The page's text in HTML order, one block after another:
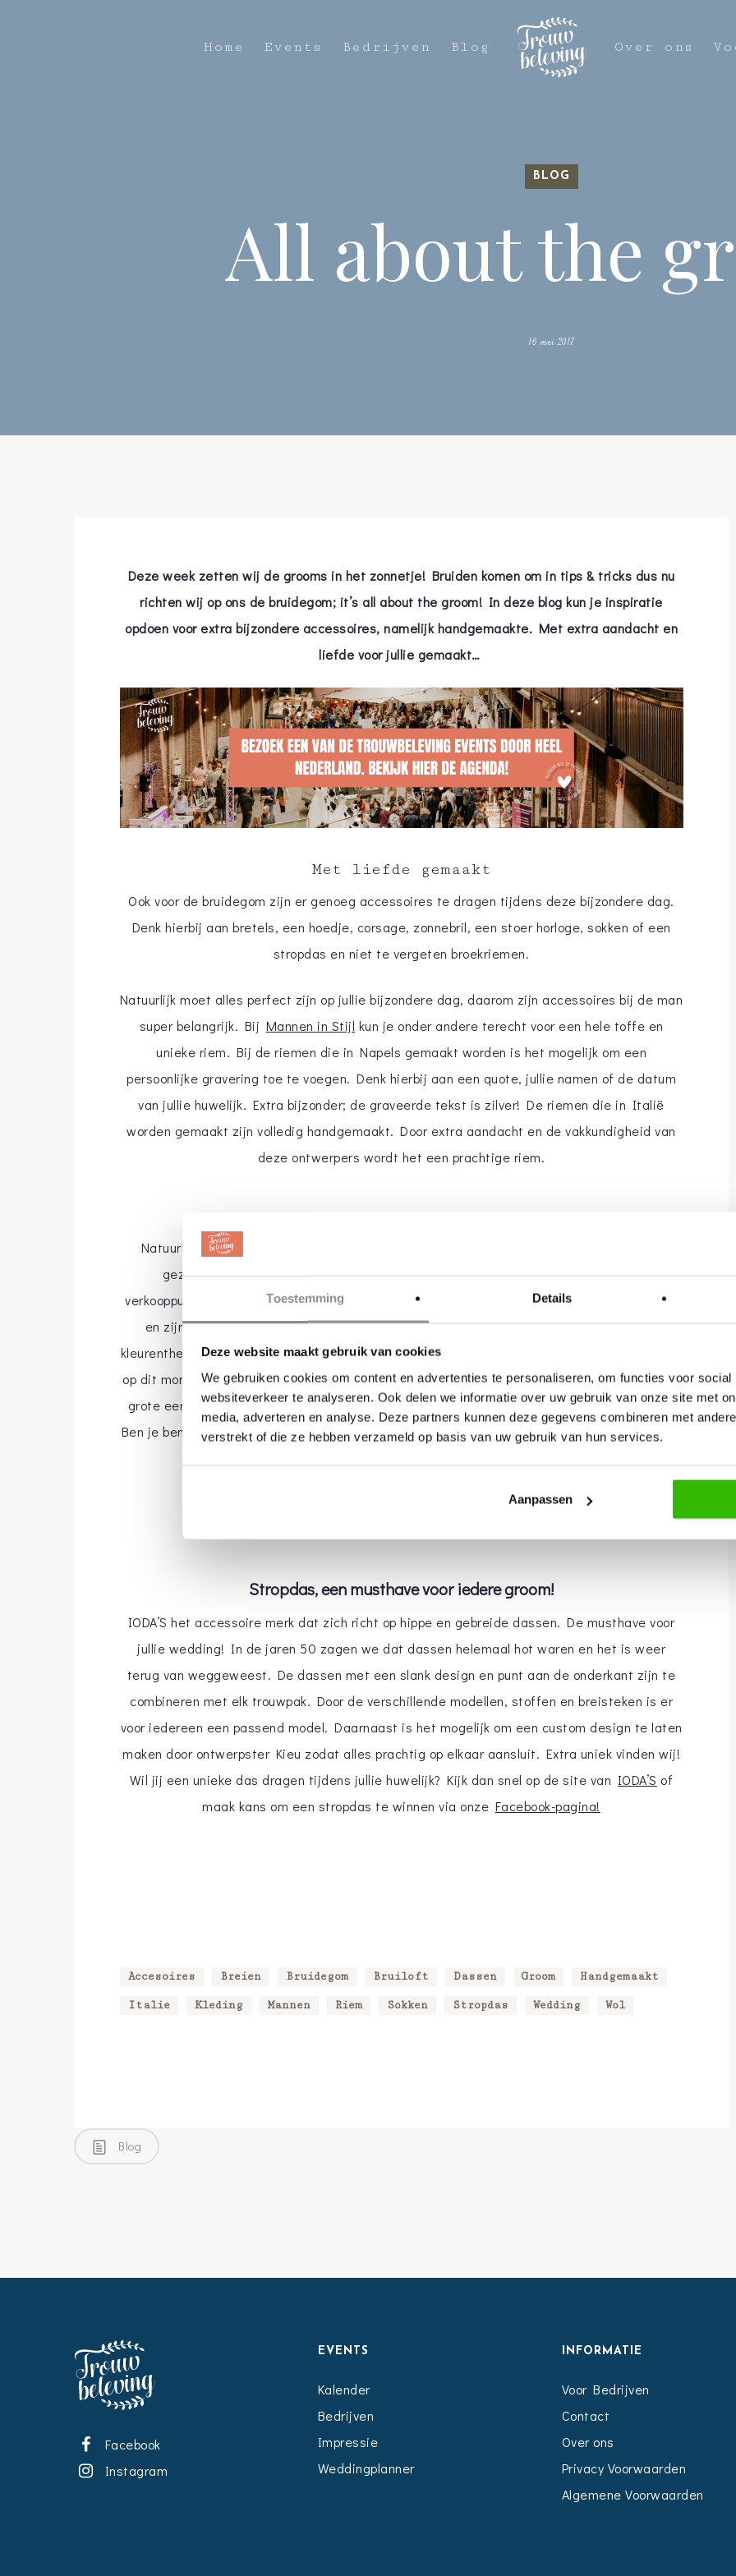
Toestemming Details
Deze website maakt gebruik van cookies
We gebruiken cookies om content en advertenties te personaliseren, om functies voor
websiteverkeer te analyseren. Ook delen we informatie over uw gebruik van onze site met
media, adverteren en analyse. Deze partners kunnen deze gegevens combineren met
verstrekt of die ze hebben verzameld op basis van uw gebruik van hun services.
Aanpassen
Home Events Bedrijven Blog Over ons
BLOG
All about the
16 mei 2017
Deze week zetten wij de grooms in het zonnetje! Bruiden komen om in tips & tricks dus nu
richten wij op ons de bruidegom; it’s all about the groom! In deze blog kun je inspiratie
opdoen voor extra bijzondere accessoires, namelijk handgemaakte. Met extra aandacht en
liefde voor jullie gemaakt…
Met liefde gemaakt
Ook voor de bruidegom zijn er genoeg accessoires te dragen tijdens deze bijzondere dag.
Denk hierbij aan bretels, een hoedje, corsage, zonnebril, een stoer horloge, sokken of een
stropdas en niet te vergeten broekriemen.
Natuurlijk moet alles perfect zijn op jullie bijzondere dag, daarom zijn accessoires bij de man
super belangrijk. Bij Mannen in Stijl kun je onder andere terecht voor een hele toffe en
unieke riem. Bij de riemen die in Napels gemaakt worden is het mogelijk om een
persoonlijke gravering toe te voegen. Denk hierbij aan een quote, jullie namen of de datum
van jullie huwelijk. Extra bijzonder; de graveerde tekst is zilver! De riemen die in Italië
worden gemaakt zijn volledig handgemaakt. Door extra aandacht en de vakkundigheid van
deze ontwerpers wordt het een prachtige riem.
Natuurlijk zijn toffe sokken voor je bruiloft een must. Wij spraken met
gezicht achter het nieuwe sokkenmerk voor mannen met inmiddels landelijk 50
verkooppunten. De sokken die handgemaakt worden in Italië hebben een optimale pasvorm
en zijn verkrijgbaar in verschillende kleuren. Sokken kunnen aangepast worden op het
kleurenthema van de bruiloft. Zo zijn de kleuren ivoorwit, mintgroen, roze en rood erg populair
op dit moment volgens Carlo die zich graag richt op de bruidegom. Hij vindt het dan ook een
grote eer om, weliswaar in een bescheiden vorm, mee te werken aan zo’n belangrijke dag.
Ben je benieuwd geworden naar de sokken van Carlo Lanza? Neem dan snel een kijkje op de
Stropdas, een musthave voor iedere groom!
IODA’S het accessoire merk dat zich richt op hippe en gebreide dassen. De musthave voor
jullie wedding! In de jaren 50 zagen we dat dassen helemaal hot waren en het is weer
terug van weggeweest. De dassen met een slank design en punt aan de onderkant zijn te
combineren met elk trouwpak. Door de verschillende modellen, stoffen en breisteken is er
voor iedereen een passend model. Daarnaast is het mogelijk om een custom design te laten
maken door ontwerpster Kieu zodat alles prachtig op elkaar aansluit. Extra uniek vinden wij!
Wil jij een unieke das dragen tijdens jullie huwelijk? Kijk dan snel op de site van IODA’S of
maak kans om een stropdas te winnen via onze Facebook-pagina!
Accesoires Breien Bruidegom Bruiloft Dassen Groom Handgemaakt
Italie Kleding Mannen Riem Sokken Stropdas Wedding Wol
Blog
Facebook
Instagram
EVENTS
Kalender
Bedrijven
Impressie
Weddingplanner
INFORMATIE
Voor Bedrijven
Contact
Over ons
Privacy Voorwaarden
Algemene Voorwaarden